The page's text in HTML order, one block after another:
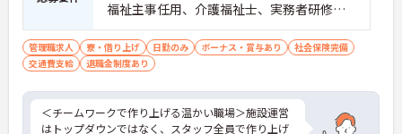
福祉主事任用、介護福祉士、実務者研修歓
迎 ■管理職、生活相談員、サービス提供責
任者、またはそれらに類する職種での業務
経験をお持ちの方 ■普通自動車免許（AT
管理職求人 寮・借り上げ 日勤のみ ボーナス・賞与あり
社会保険完備
交通費支給
退職金制度あり
＜チームワークで作り上げる温かい職場＞施設運営
はトップダウンではなく、スタッフ全員で作り上げ